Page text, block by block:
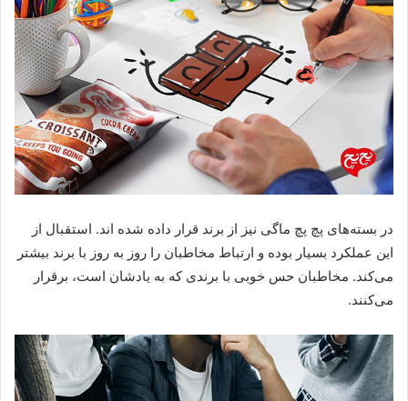
در بسته‌های پچ پچ ماگی نیز از برند قرار داده شده اند. استقبال از
این عملکرد بسیار بوده و ارتباط مخاطبان را روز به روز با برند بیشتر
می‌کند. مخاطبان حس خوبی با برندی که به یادشان است، برقرار
می‌کنند.